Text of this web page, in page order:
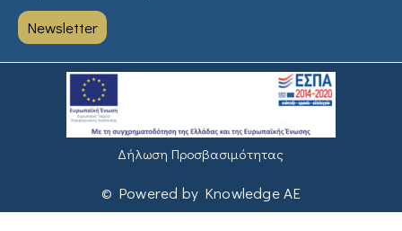
Newsletter
Δήλωση Προσβασιμότητας
© Powered by Knowledge AE